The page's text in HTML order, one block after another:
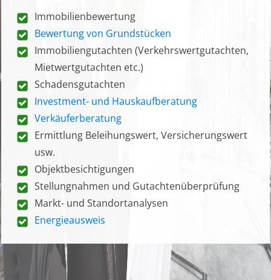
Immobilienbewertung
Bewertung von Grundstücken
Immobiliengutachten (Verkehrswertgutachten,
Mietwertgutachten etc.)
Schadensgutachten
Investment- und Hauskaufberatung
Verkäuferberatung
Ermittlung Beleihungswert, Versicherungswert
usw.
Objektbesichtigungen
Stellungnahmen und Gutachtenüberprüfung
Markt- und Standortanalysen
Energieausweis